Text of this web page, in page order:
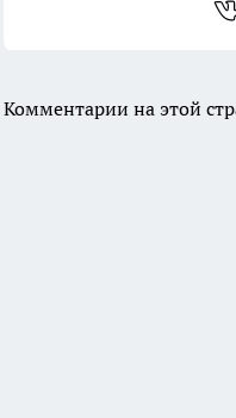
Комментарии на этой